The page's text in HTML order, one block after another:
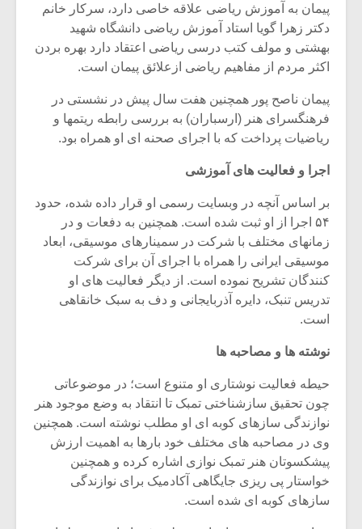
پیمان به آموزش ریاضی علاقه خاصی دارد، سرکار خانم
دکتر زهرا گویا استاد آموزش ریاضی دانشگاه شهید
بهشتی و مولف کتب درسی ریاضی اعتقاد دارد بهره بردن
اکثر مردم از مفاهیم ریاضی ازعلائق پیمان است.
پیمان ناصح پور همچنین هفت سال پیش در نشستی در
فرهنگسرای هنر (ارسباران) به بررسی رابطه ریتمها و
ریاضیات پرداخت که با اجرای صحنه ای او همراه بود.
اجرا و فعالیت های آموزشی
بر اساس آنچه در وبسایت رسمی او قرار داده شده، حدود
۵۴ اجرا از او ثبت شده است. همچنین به دفعات و در
زمانهای مختلف با شرکت در سمینارهای موسیقی، ابعاد
موسیقی ایرانی را همراه با اجرای آن برای شرکت
کنندگان تشریح نموده است. از دیگر فعالیت های او
تدریس تنبک، دایره آذربایجانی و دف به سبک خانقاهی
است.
نوشته ها و مصاحبه ها
حیطه فعالیت نوشتاری او متنوع است؛ در موضوعاتی
چون تحقیق سازشناختی تمبک تا انتقاد به وضع موجود هنر
نوازندگی سازهای کوبه ای او مطلب نوشته است. همچنین
وی در مصاحبه های مختلف خود بارها به اهمیت ارزش
پیشکسوتان هنر تمبک نوازی اشاره کرده و همچنین
خواستار پی ریزی جایگاهی آکادمیک برای نوازندگی
سازهای کوبه ای شده است.